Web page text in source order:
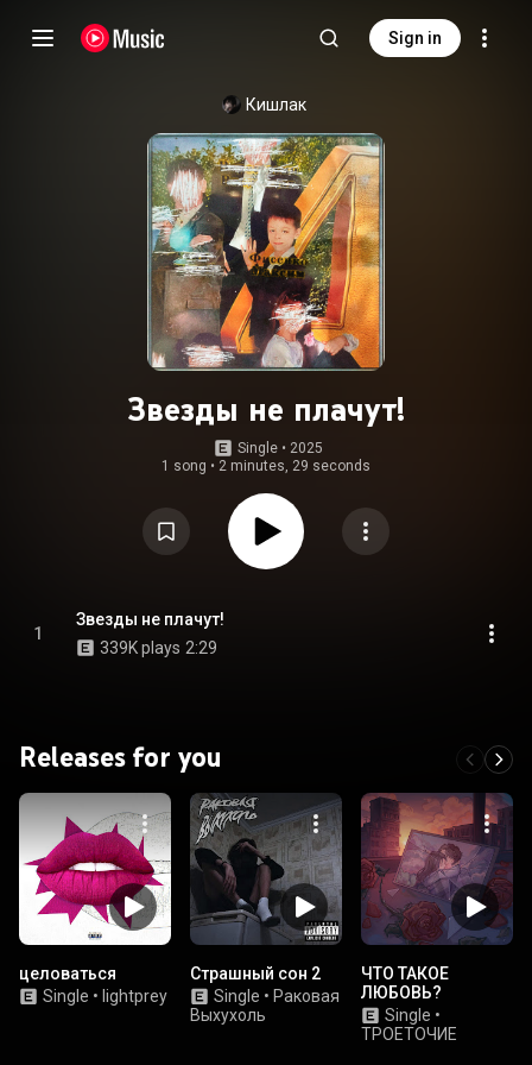
Sign in
Кишлак
Звезды не плачут!
Single • 2025
1 song • 2 minutes, 29 seconds
1
Звезды не плачут!
339K plays 2:29
Releases for you
целоваться
Single • lightprey
Страшный сон 2
Single • Раковая
Выхухоль
ЧТО ТАКОЕ
ЛЮБОВЬ?
Single •
ТРОЕТОЧИЕ